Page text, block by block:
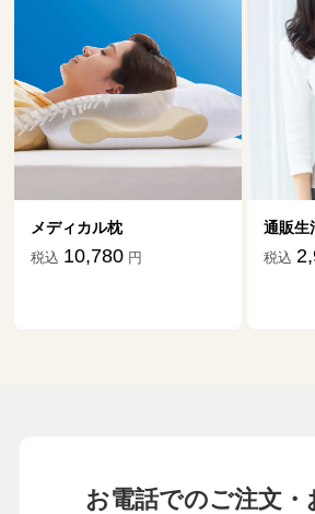
メディカル枕
税込 10,780 円
通販生
税込
お電話でのご注文・